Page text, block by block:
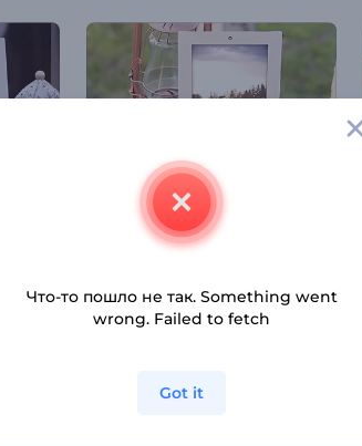
Фотогалерея: Цветение
Что-то пошло не так. Something went
wrong. Failed to fetch
Got it